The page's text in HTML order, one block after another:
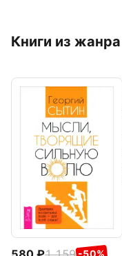
Книги из жанра
-50%